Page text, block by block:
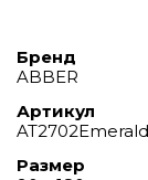
Бренд
ABBER
Артикул
Размер